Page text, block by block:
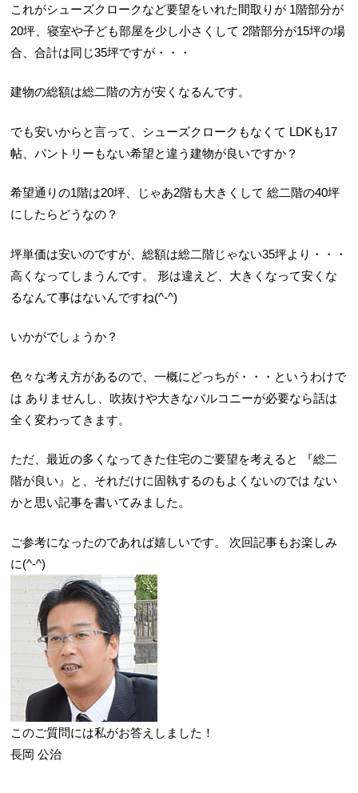
これがシューズクロークなど要望をいれた間取りが 1階部分が
20坪、寝室や子ども部屋を少し小さくして 2階部分が15坪の場
合、合計は同じ35坪ですが・・・
建物の総額は総二階の方が安くなるんです。
でも安いからと言って、シューズクロークもなくて LDKも17
帖、パントリーもない希望と違う建物が良いですか？
希望通りの1階は20坪、じゃあ2階も大きくして 総二階の40坪
にしたらどうなの？
坪単価は安いのですが、総額は総二階じゃない35坪より・・・
高くなってしまうんです。
形は違えど、大きくなって安くな
るなんて事はないんですね(^-^)
いかがでしょうか？
色々な考え方があるので、一概にどっちが・・・というわけで
は ありませんし、吹抜けや大きなバルコニーが必要なら話は
全く変わってきます。
ただ、最近の多くなってきた住宅のご要望を考えると
『総二
階が良い』と、それだけに固執するのもよくないのでは ない
かと思い記事を書いてみました。
ご参考になったのであれば嬉しいです。
次回記事もお楽しみ
に(^-^)
このご質問には私がお答えしました！
長岡 公治